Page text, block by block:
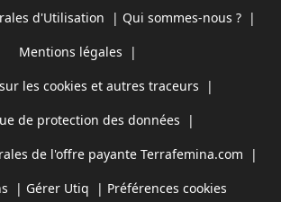
d'Utilisation | Qui sommes-nous ? |
Mentions légales |
les cookies et autres traceurs |
de protection des données |
de l'offre payante Terrafemina.com |
| Gérer Utiq | Préférences cookies